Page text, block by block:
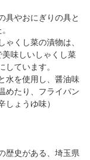
具やおにぎりの具と
ゃくし菜の漬物は、
味しいしゃくし菜
ています。
水を使用し、醤油味
めたり、フライパン
ょうゆ味）
歴史がある、埼玉県